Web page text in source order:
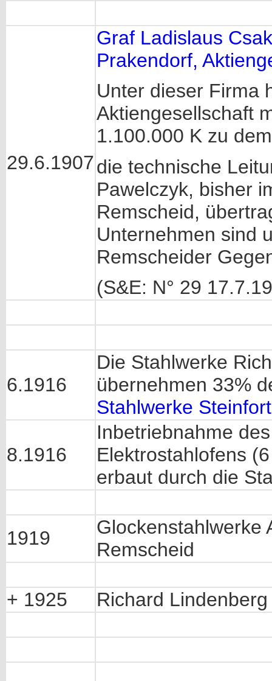
29.6.1907
Graf Ladislaus
Prakendorf,
Unter dieser Firma
Aktiengesellschaft
1.100.000 K zu
die technische
Pawelczyk, bisher
Remscheid,
Unternehmen sind
Remscheider
(S&E: N° 29
6.1916
Die Stahlwerke
übernehmen 33%
Stahlwerke Steinfort
8.1916
Inbetriebnahme
Elektrostahlofens
erbaut durch die
1919
Glockenstahlwerke
Remscheid
+ 1925 Richard Lindenberg